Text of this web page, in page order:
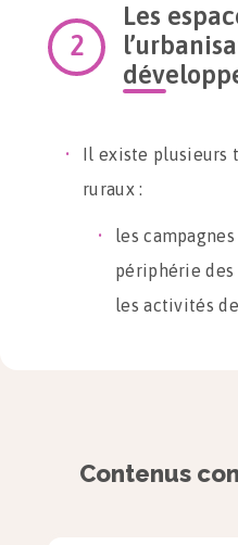
Les
Il existe plusieurs
ruraux :
les
périphérie
les activités
ruralité
Contenus